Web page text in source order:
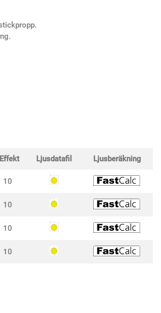
Effekt Ljusdatafil Ljusberäkning
10
10
10
10